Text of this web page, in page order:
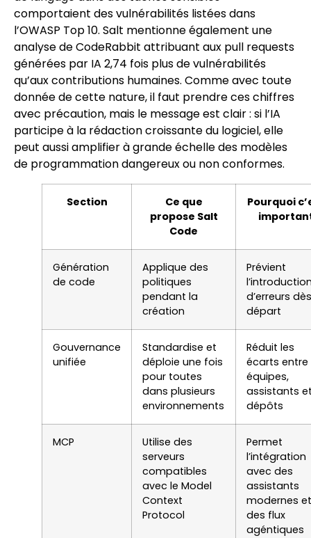
comportaient des vulnérabilités listées dans
l’OWASP Top 10. Salt mentionne également une
analyse de CodeRabbit attribuant aux pull requests
générées par IA 2,74 fois plus de vulnérabilités
qu’aux contributions humaines. Comme avec toute
donnée de cette nature, il faut prendre ces chiffres
avec précaution, mais le message est clair : si l’IA
participe à la rédaction croissante du logiciel, elle
peut aussi amplifier à grande échelle des modèles
de programmation dangereux ou non conformes.
Section
Ce que
propose Salt
Code
Pourquoi
Génération
de code
Applique des
politiques
pendant la
création
Prévient
d’erreurs
départ
Gouvernance
unifiée
Standardise et
déploie une fois
pour toutes
dans plusieurs
environnements
Réduit les
écarts entre
équipes,
assistants
dépôts
MCP
Utilise des
serveurs
compatibles
avec le Model
Context
Protocol
Permet
l’intégration
avec des
assistants
modernes et
des flux
agéntiques